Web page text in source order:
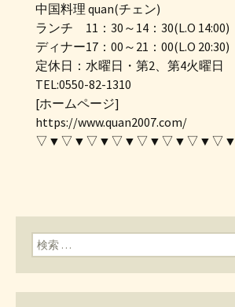
中国料理 quan(チェン)
ランチ 11：30～14：30(L.O 14:00)
ディナー17：00～21：00(L.O 20:30)
定休日：水曜日・第2、第4火曜日
TEL:0550-82-1310
[ホームページ]
https://www.quan2007.com/
▽▼▽▼▽▼▽▼▽▼▽▼▽▼▽▼
検索: